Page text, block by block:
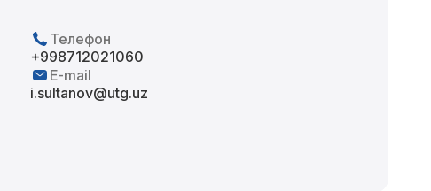
Телефон
+998712021060
E-mail
i.sultanov@utg.uz